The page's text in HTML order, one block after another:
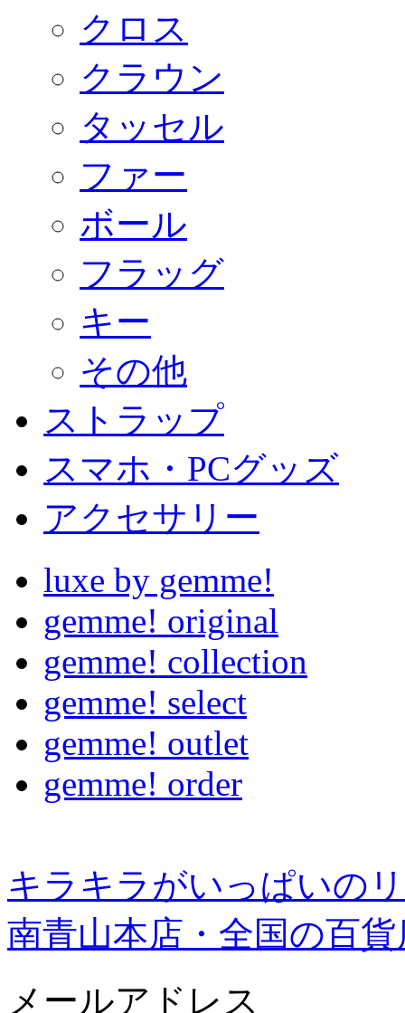
クロス
クラウン
タッセル
ファー
ボール
フラッグ
キー
その他
ストラップ
スマホ・PCグッズ
アクセサリー
luxe by gemme!
gemme! original
gemme! collection
gemme! select
gemme! outlet
gemme! order
キラキラがいっぱいの
南青山本店・全国の百
メールアドレス